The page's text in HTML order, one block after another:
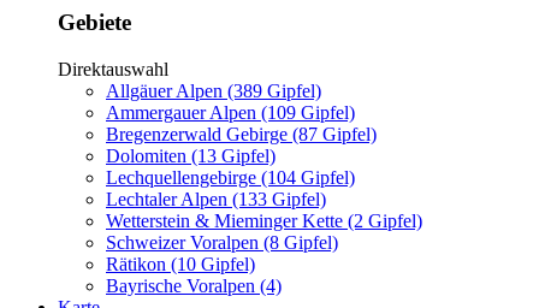
Gebiete
Direktauswahl
Allgäuer Alpen (389 Gipfel)
Ammergauer Alpen (109 Gipfel)
Bregenzerwald Gebirge (87 Gipfel)
Dolomiten (13 Gipfel)
Lechquellengebirge (104 Gipfel)
Lechtaler Alpen (133 Gipfel)
Wetterstein & Mieminger Kette (2 Gipfel)
Schweizer Voralpen (8 Gipfel)
Rätikon (10 Gipfel)
Bayrische Voralpen (4)